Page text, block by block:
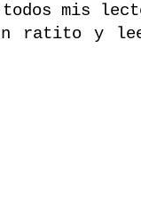
todos mis
ratito y